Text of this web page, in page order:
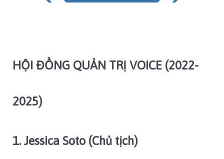
HỘI ĐỒNG QUẢN TRỊ VOICE (2022-
2025)
1. Jessica Soto (Chủ tịch)